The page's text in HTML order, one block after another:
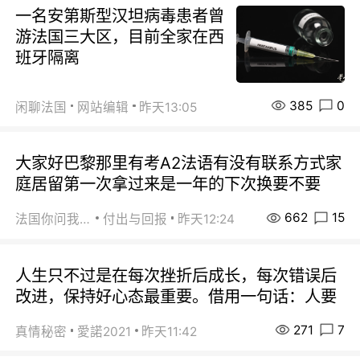
一名安第斯型汉坦病毒患者曾
游法国三大区，目前全家在西
班牙隔离
闲聊法国 网站编辑 昨天13:05 385 0
大家好巴黎那里有考A2法语有没有联系方式家
庭居留第一次拿过来是一年的下次换要不要
法国你问我答 付出与回报 昨天12:24 662 15
人生只不过是在每次挫折后成长，每次错误后
改进，保持好心态最重要。借用一句话：人要
真情秘密 愛諾2021 昨天11:42 271 7